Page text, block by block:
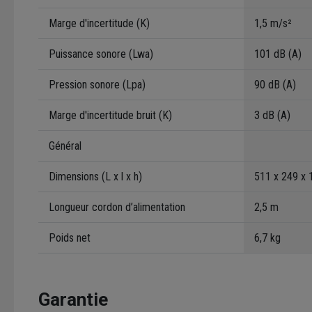
Marge d'incertitude (K) 1,5 m/s²
Puissance sonore (Lwa) 101 dB (A)
Pression sonore (Lpa) 90 dB (A)
Marge d'incertitude bruit (K) 3 dB (A)
Général
Dimensions (L x l x h) 511 x 249 x
Longueur cordon d’alimentation 2,5 m
Poids net 6,7 kg
Garantie